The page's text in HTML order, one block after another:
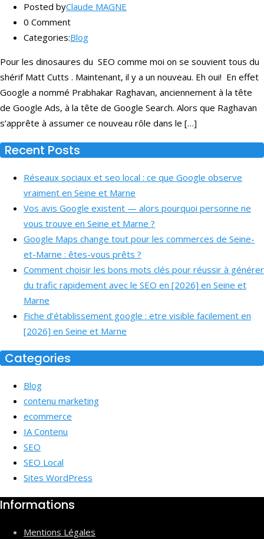
Posted byClaude MAGNE
0 Comment
Categories:Blog
Pour les dinosaures du SEO comme moi on se souvient tous du
shérif Matt Cutts . Maintenant, il y a un nouveau. Eh oui! En effet
Google a nommé Prabhakar Raghavan, anciennement à la tête
de Google Ads, à la tête de Google Search. Alors que Raghavan
s’apprête à assumer ce nouveau rôle dans le […]
Recent Posts
Réseaux sociaux et seo local : ce que Google observe
vraiment en Seine et Marne
Vos avis Google existent — alors pourquoi personne ne
vous trouve en Seine et Marne ?
Google Maps change tout pour les commerces de Seine-
et-Marne : êtes-vous prêts ?
Comment choisir les bons mots clés pour réussir à générer
du trafic rapidement avec le SEO en [2026] en Seine et
Marne
Fiche d’établissement google : etre visible facilement en
[2026] en Seine et Marne
Categories
Blog
contenu marketing
ecommerce
IA Contenu
SEO
SEO Local
Sites WordPress
Informations
Mentions Légales